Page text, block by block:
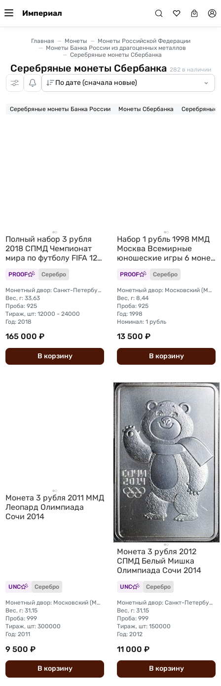
Империал
Главная Монеты
Монеты Российской Федерации
Монеты Банка России из драгоценных металлов
Серебряные монеты Сбербанка
Серебряные монеты Сбербанка 282 в наличии
Серебряные монеты Банка России Монеты Сбербанка Серебряные
Полный набор 3 рубля
2018 СПМД Чемпионат
мира по футболу FIFA 12
монет + марки
PROOF Серебро
Монетный двор: Санкт-Петербургский (СПМД)
Вес, г: 33,63
Проба: 925
Тираж, шт: 12000 - 24000
Год: 2018
165 000 ₽
В корзину
Набор 1 рубль 1998 ММД
Москва Всемирные
юношеские игры 6 монет
(без упаковки)
PROOF Серебро
Монетный двор: Московский (ММД)
Вес, г: 8,44
Проба: 925
Год: 1998
Номинал: 1 рубль
13 500 ₽
В корзину
Монета 3 рубля 2011 ММД
Леопард Олимпиада
Сочи 2014
UNC Серебро
Монетный двор: Московский (ММД)
Вес, г: 31,15
Проба: 999
Тираж, шт: 300000
Год: 2011
9 500 ₽
В корзину
Монета 3 рубля 2012
СПМД Белый Мишка
Олимпиада Сочи 2014
UNC Серебро
Монетный двор: Санкт-Петербургский (СПМД)
Вес, г: 31,15
Проба: 999
Тираж, шт: 150000
Год: 2012
11 000 ₽
В корзину